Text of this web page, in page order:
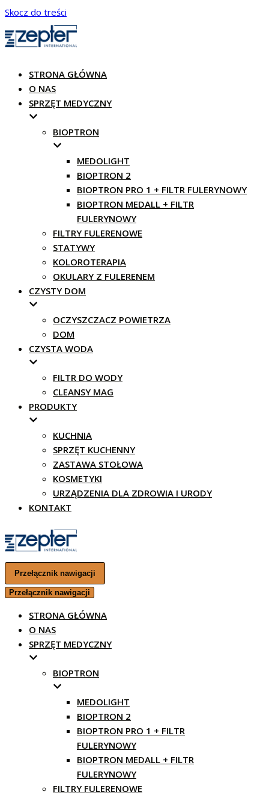
Skocz do treści
STRONA GŁÓWNA
O NAS
SPRZĘT MEDYCZNY
BIOPTRON
MEDOLIGHT
BIOPTRON 2
BIOPTRON PRO 1 + FILTR FULERYNOWY
BIOPTRON MEDALL + FILTR
FULERYNOWY
FILTRY FULERENOWE
STATYWY
KOLOROTERAPIA
OKULARY Z FULERENEM
CZYSTY DOM
OCZYSZCZACZ POWIETRZA
DOM
CZYSTA WODA
FILTR DO WODY
CLEANSY MAG
PRODUKTY
KUCHNIA
SPRZĘT KUCHENNY
ZASTAWA STOŁOWA
KOSMETYKI
URZĄDZENIA DLA ZDROWIA I URODY
KONTAKT
Przełącznik nawigacji
Przełącznik nawigacji
STRONA GŁÓWNA
O NAS
SPRZĘT MEDYCZNY
BIOPTRON
MEDOLIGHT
BIOPTRON 2
BIOPTRON PRO 1 + FILTR
FULERYNOWY
BIOPTRON MEDALL + FILTR
FULERYNOWY
FILTRY FULERENOWE